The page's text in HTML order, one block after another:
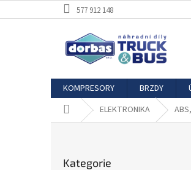
na
577 912 148
KOMPRESORY BRZDY
Domů ELEKTRONIKA
kategorie
Kategorie